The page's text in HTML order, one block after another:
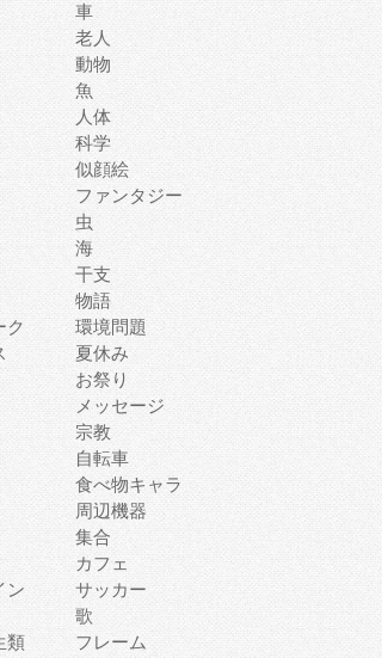
車
老人
動物
魚
人体
科学
似顔絵
ファンタジー
虫
海
干支
物語
ク
環境問題
夏休み
お祭り
メッセージ
宗教
自転車
食べ物キャラ
周辺機器
集合
カフェ
ン
サッカー
歌
類 フレーム